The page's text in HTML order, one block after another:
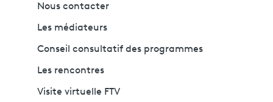
Nous contacter
Les médiateurs
Conseil consultatif des programmes
Les rencontres
Visite virtuelle FTV